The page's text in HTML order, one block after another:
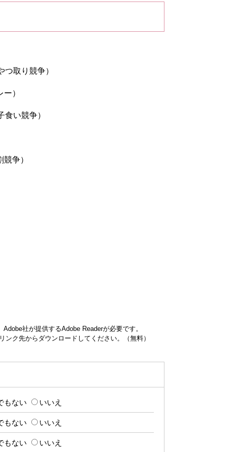
取り競争）
）
い競争）
争）
社が提供するAdobe Readerが必要です。
ク先からダウンロードしてください。（無料）
もない いいえ
もない いいえ
もない いいえ